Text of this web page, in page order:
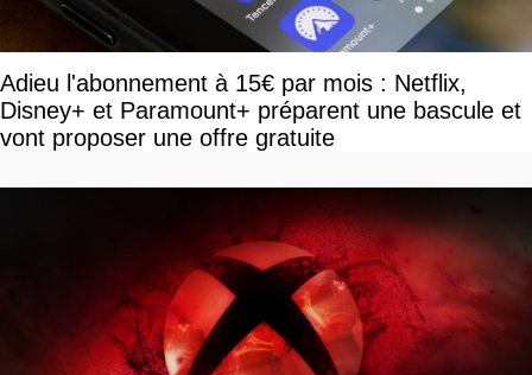
Adieu l'abonnement à 15€ par mois : Netflix,
Disney+ et Paramount+ préparent une bascule et
vont proposer une offre gratuite